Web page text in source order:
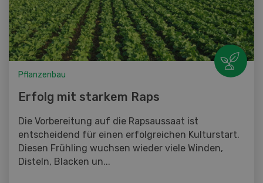
Pflanzenbau
Erfolg mit starkem Raps
Die Vorbereitung auf die Rapsaussaat ist
entscheidend für einen erfolgreichen Kulturstart.
Diesen Frühling wuchsen wieder viele Winden,
Disteln, Blacken un...